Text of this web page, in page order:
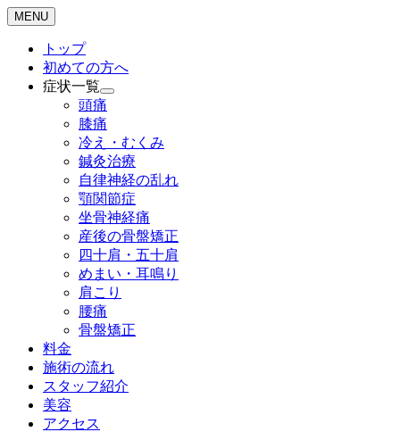
MENU
トップ
初めての方へ
症状一覧
頭痛
膝痛
冷え・むくみ
鍼灸治療
自律神経の乱れ
顎関節症
坐骨神経痛
産後の骨盤矯正
四十肩・五十肩
めまい・耳鳴り
肩こり
腰痛
骨盤矯正
料金
施術の流れ
スタッフ紹介
美容
アクセス